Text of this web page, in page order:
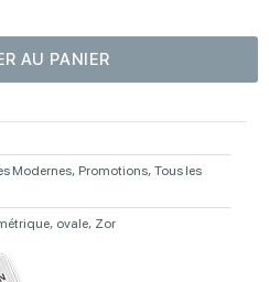
55,00€.
AU PANIER
Modernes, Promotions, Tous les
, ovale, Zor